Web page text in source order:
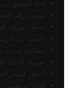
أداة التحقق
محول رقم
أسعار صرف
البحث عن
محاكي ضريبة
ضريبة الدخل
أسعار
أخبار تروفيت